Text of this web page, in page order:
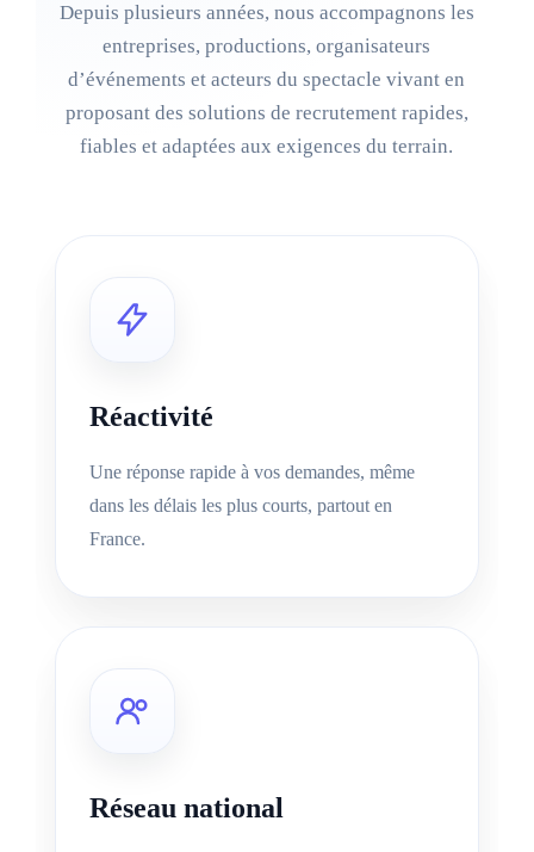
Depuis plusieurs années, nous accompagnons les
entreprises, productions, organisateurs
d’événements et acteurs du spectacle vivant en
proposant des solutions de recrutement rapides,
fiables et adaptées aux exigences du terrain.
Réactivité
Une réponse rapide à vos demandes, même
dans les délais les plus courts, partout en
France.
Réseau national